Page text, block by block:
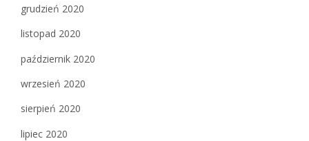
grudzień 2020
listopad 2020
październik 2020
wrzesień 2020
sierpień 2020
lipiec 2020